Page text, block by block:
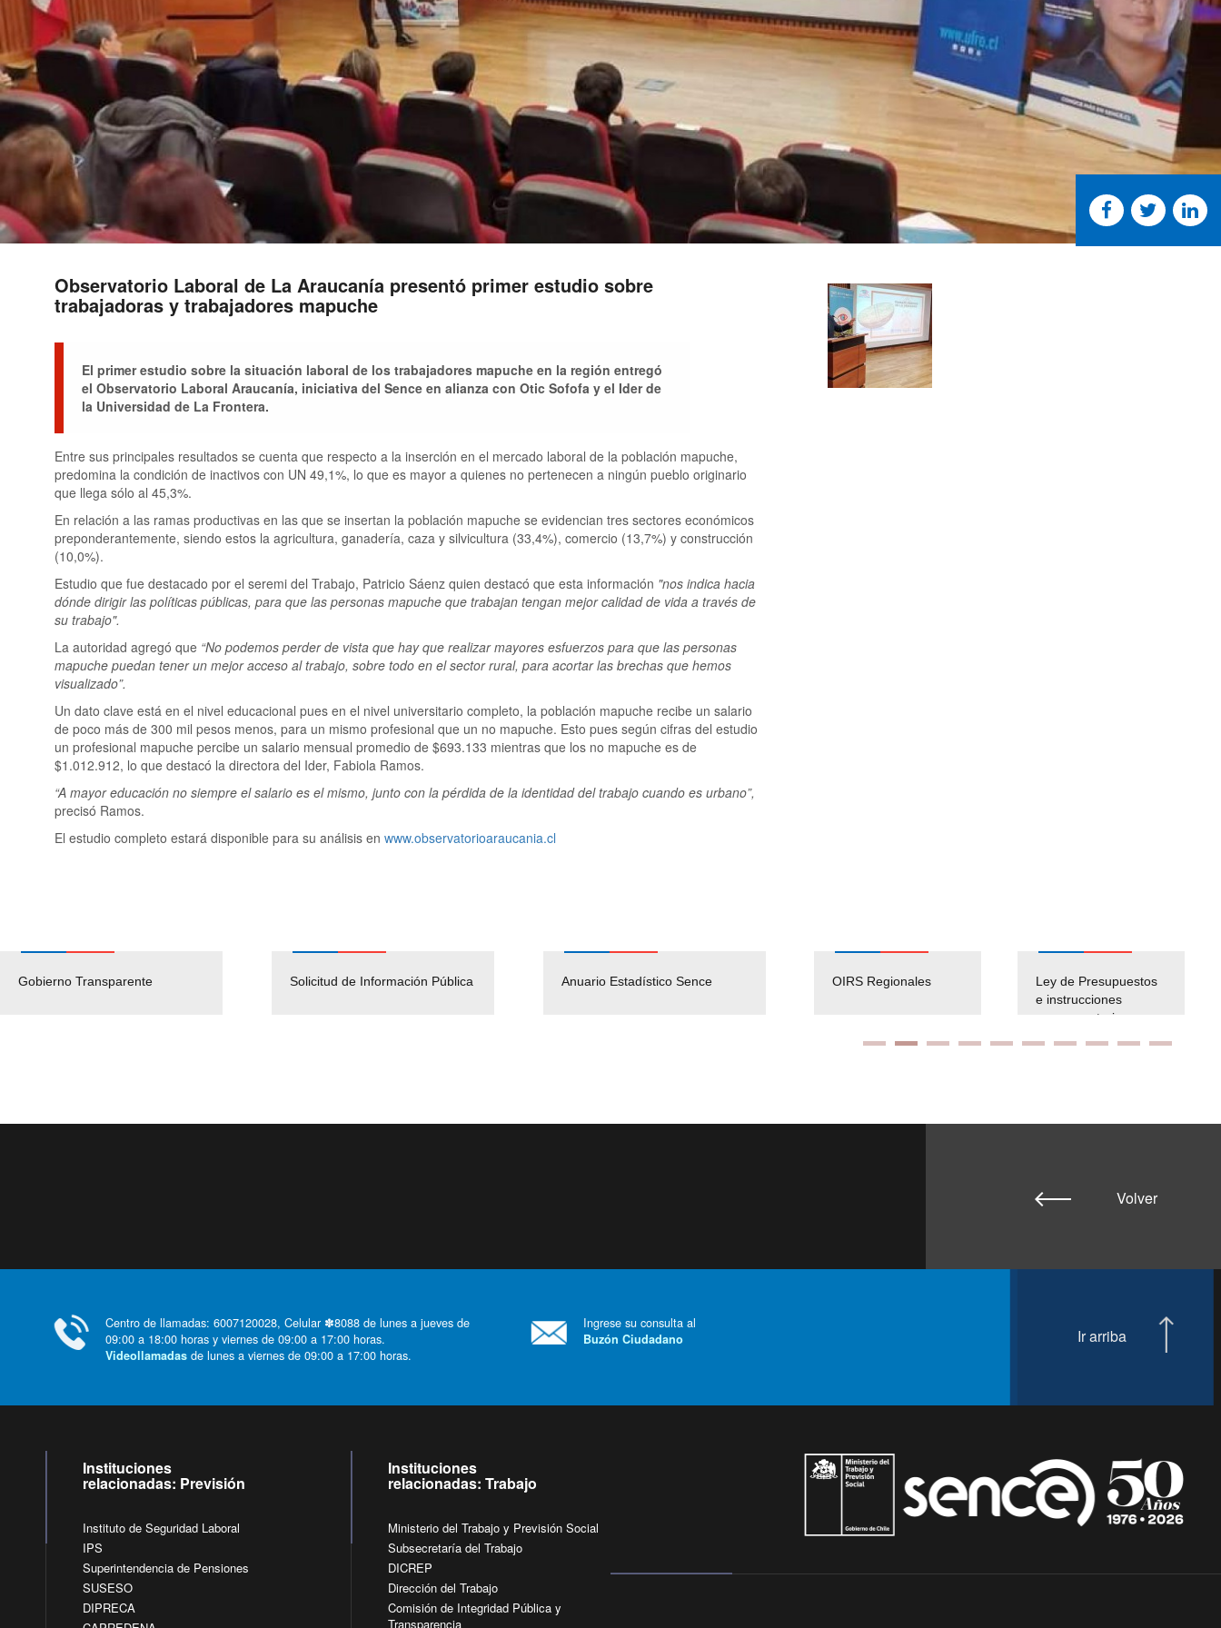
Observatorio Laboral de La Araucanía presentó primer estudio sobre
trabajadoras y trabajadores mapuche
El primer estudio sobre la situación laboral de los trabajadores mapuche en la región entregó
el Observatorio Laboral Araucanía, iniciativa del Sence en alianza con Otic Sofofa y el Ider de
la Universidad de La Frontera.
Entre sus principales resultados se cuenta que respecto a la inserción en el mercado laboral de la población mapuche,
predomina la condición de inactivos con UN 49,1%, lo que es mayor a quienes no pertenecen a ningún pueblo originario
que llega sólo al 45,3%.
En relación a las ramas productivas en las que se insertan la población mapuche se evidencian tres sectores económicos
preponderantemente, siendo estos la agricultura, ganadería, caza y silvicultura (33,4%), comercio (13,7%) y construcción
(10,0%).
Estudio que fue destacado por el seremi del Trabajo, Patricio Sáenz quien destacó que esta información "nos indica hacia
dónde dirigir las políticas públicas, para que las personas mapuche que trabajan tengan mejor calidad de vida a través de
su trabajo".
La autoridad agregó que “No podemos perder de vista que hay que realizar mayores esfuerzos para que las personas
mapuche puedan tener un mejor acceso al trabajo, sobre todo en el sector rural, para acortar las brechas que hemos
visualizado”.
Un dato clave está en el nivel educacional pues en el nivel universitario completo, la población mapuche recibe un salario
de poco más de 300 mil pesos menos, para un mismo profesional que un no mapuche. Esto pues según cifras del estudio
un profesional mapuche percibe un salario mensual promedio de $693.133 mientras que los no mapuche es de
$1.012.912, lo que destacó la directora del Ider, Fabiola Ramos.
“A mayor educación no siempre el salario es el mismo, junto con la pérdida de la identidad del trabajo cuando es urbano”,
precisó Ramos.
El estudio completo estará disponible para su análisis en www.observatorioaraucania.cl
Gobierno Transparente Solicitud de Información Pública Anuario Estadístico Sence
Pago Proveedores
Empleos Públicos
Solicitud Audiencias y
OIRS Regionales
Ley de Presupuestos
e instrucciones
presuspuetarias
Volver
Centro de llamadas: 6007120028, Celular ✽8088 de lunes a jueves de
09:00 a 18:00 horas y viernes de 09:00 a 17:00 horas.
Videollamadas de lunes a viernes de 09:00 a 17:00 horas.
Ingrese su consulta al
Buzón Ciudadano Ir arriba
Instituciones
relacionadas: Previsión
Instituto de Seguridad Laboral
IPS
Superintendencia de Pensiones
SUSESO
DIPRECA
Instituciones
relacionadas: Trabajo
Ministerio del Trabajo y Previsión Social
Subsecretaría del Trabajo
DICREP
Dirección del Trabajo
Comisión de Integridad Pública y
Transparencia